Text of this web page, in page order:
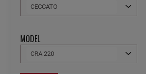
CECCATO
MODEL
CRA 220